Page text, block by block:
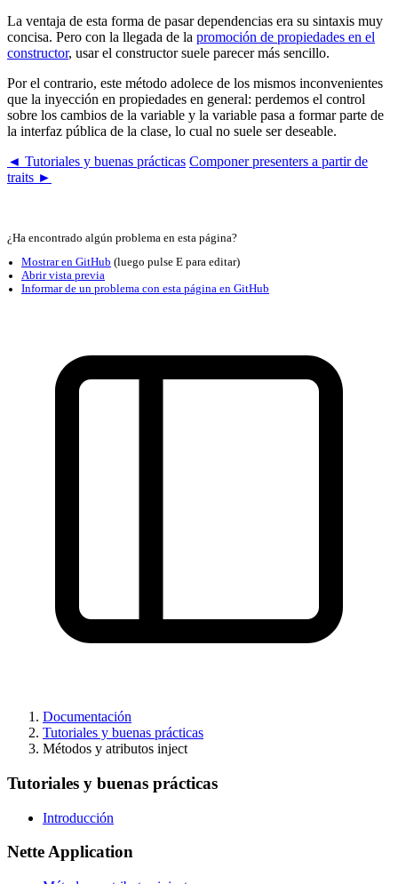
La ventaja de esta forma de pasar dependencias era su sintaxis muy
concisa. Pero con la llegada de la promoción de propiedades en el
constructor, usar el constructor suele parecer más sencillo.
Por el contrario, este método adolece de los mismos inconvenientes
que la inyección en propiedades en general: perdemos el control
sobre los cambios de la variable y la variable pasa a formar parte de
la interfaz pública de la clase, lo cual no suele ser deseable.
◄ Tutoriales y buenas prácticas Componer presenters a partir de
traits ►
Mostrar en GitHub
Abrir vista previa
Informar de un problema con esta página en GitHub
Documentación
Tutoriales y buenas prácticas
Métodos y atributos inject
Tutoriales y buenas prácticas
Introducción
Nette Application